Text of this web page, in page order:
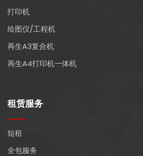
打印机
绘图仪/工程机
再生A3复合机
再生A4打印机一体机
租赁服务
短租
全包服务